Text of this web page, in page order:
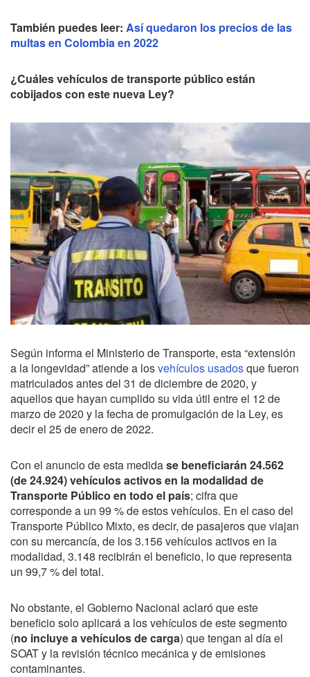
También puedes leer: Así quedaron los precios de las
multas en Colombia en 2022
¿Cuáles vehículos de transporte público están
cobijados con este nueva Ley?
Según informa el Ministerio de Transporte, esta “extensión
a la longevidad” atiende a losvehículos usadosque fueron
matriculados antes del 31 de diciembre de 2020, y
aquellos que hayan cumplido su vida útil entre el 12 de
marzo de 2020 y la fecha de promulgación de la Ley, es
decir el 25 de enero de 2022.
Con el anuncio de esta medidase beneficiarán 24.562
(de 24.924) vehículos activos en la modalidad de
Transporte Público en todo el país; cifra que
corresponde a un 99 % de estos vehículos. En el caso del
Transporte Público Mixto, es decir, de pasajeros que viajan
con su mercancía, de los 3.156 vehículos activos en la
modalidad, 3.148 recibirán el beneficio, lo que representa
un 99,7 % del total.
No obstante, el Gobierno Nacional aclaró que este
beneficio solo aplicará a los vehículos de este segmento
(no incluye a vehículos de carga) que tengan al día el
SOAT y la revisión técnico mecánica y de emisiones
contaminantes.